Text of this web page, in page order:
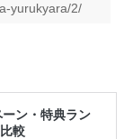
yurukyara/2/
ン・特典ラン
較